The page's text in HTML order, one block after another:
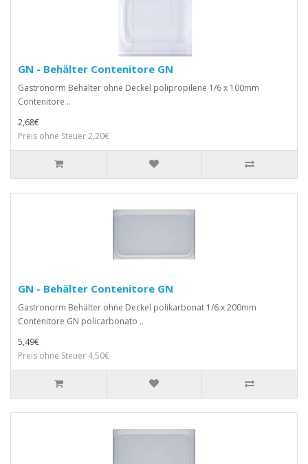
GN - Behälter Contenitore GN
Gastronorm Behälter ohne Deckel polipropilene 1/6 x 100mm
Contenitore ..
2,68€
Preis ohne Steuer 2,20€
GN - Behälter Contenitore GN
Gastronorm Behälter ohne Deckel polikarbonat 1/6 x 200mm
Contenitore GN policarbonato ..
5,49€
Preis ohne Steuer 4,50€